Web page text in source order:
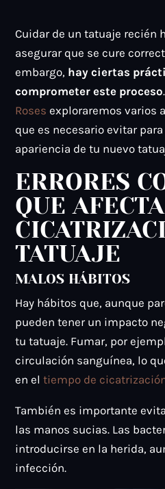
Cuidar de un tatuaje recién
asegurar que se cure
embargo, hay ciertas
comprometer este proceso
Roses exploraremos varios
que es necesario evitar
apariencia de tu nuevo
ERRORES
QUE
TATUAJE
MALOS HÁBITOS
Hay hábitos que, aunque
pueden tener un impacto
tu tatuaje. Fumar, por
circulación sanguínea, lo
en eltiempo de
También es importante
las manos sucias. Las
introducirse en la herida,
infección.